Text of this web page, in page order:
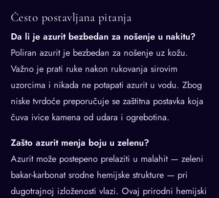
Često postavljana pitanja
Da li je azurit bezbedan za nošenje u nakitu?
Poliran azurit je bezbedan za nošenje uz kožu.
Važno je prati ruke nakon rukovanja sirovim
uzorcima i nikada ne potapati azurit u vodu. Zbog
niske tvrdoće preporučuje se zaštitna postavka koja
čuva ivice kamena od udara i ogrebotina.
Zašto azurit menja boju u zelenu?
Azurit može postepeno prelaziti u malahit — zeleni
bakar-karbonat srodne hemijske strukture — pri
dugotrajnoj izloženosti vlazi. Ovaj prirodni hemijski